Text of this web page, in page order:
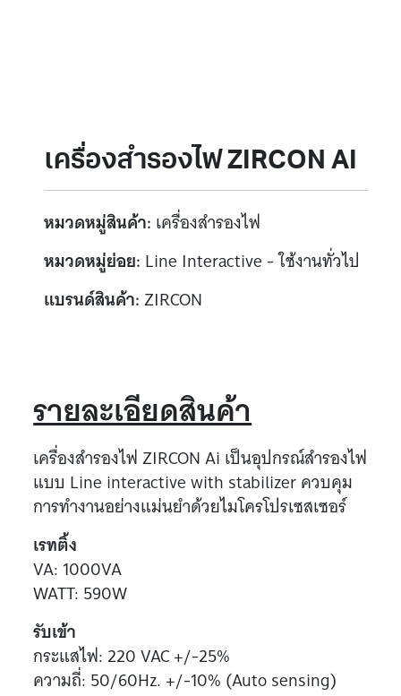
เครื่องสำรองไฟ ZIRCON AI
หมวดหมู่สินค้า: เครื่องสำรองไฟ
หมวดหมู่ย่อย: Line Interactive - ใช้งานทั่วไป
แบรนด์สินค้า:ZIRCON
รายละเอียดสินค้า
เครื่องสำรองไฟ ZIRCON Ai เป็นอุปกรณ์สำรองไฟ
แบบ Line interactive with stabilizer ควบคุม
การทำงานอย่างแม่นยำด้วยไมโครโปรเซสเซอร์
เรทติ้ง
VA: 1000VA
WATT: 590W
รับเข้า
กระแสไฟ: 220 VAC +/-25%
ความถี่: 50/60Hz. +/-10% (Auto sensing)